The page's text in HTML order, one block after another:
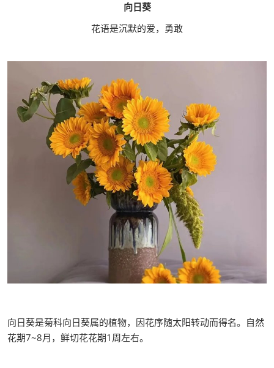
向日葵
花语是沉默的爱，勇敢
向日葵是菊科向日葵属的植物，因花序随太阳转动而得名。自然
花期7~8月，鲜切花花期1周左右。